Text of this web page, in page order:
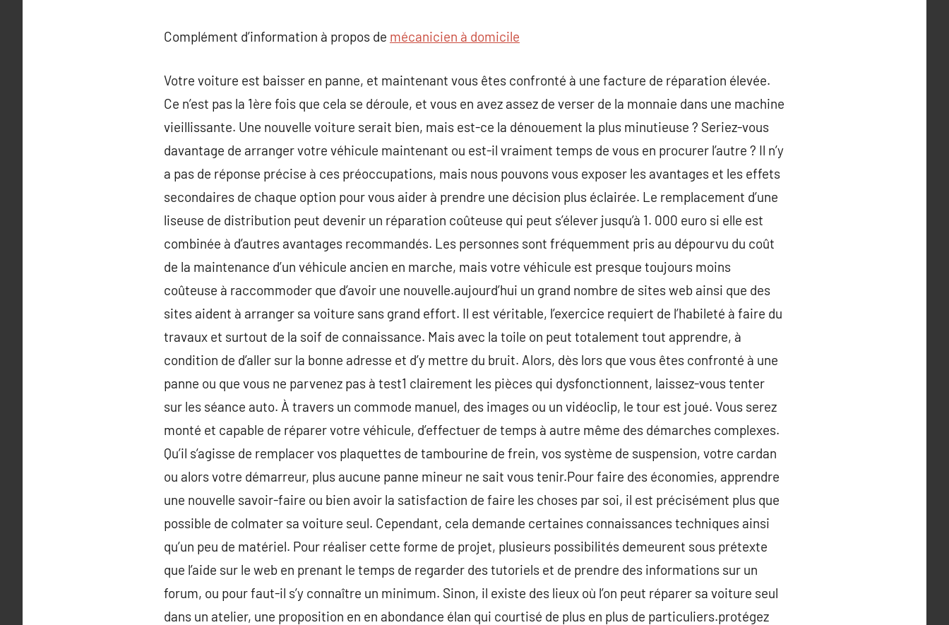
Complément d’information à propos de mécanicien à domicile
Votre voiture est baisser en panne, et maintenant vous êtes confronté à une facture de réparation élevée.
Ce n’est pas la 1ère fois que cela se déroule, et vous en avez assez de verser de la monnaie dans une machine
vieillissante. Une nouvelle voiture serait bien, mais est-ce la dénouement la plus minutieuse ? Seriez-vous
davantage de arranger votre véhicule maintenant ou est-il vraiment temps de vous en procurer l’autre ? Il n’y
a pas de réponse précise à ces préoccupations, mais nous pouvons vous exposer les avantages et les effets
secondaires de chaque option pour vous aider à prendre une décision plus éclairée. Le remplacement d’une
liseuse de distribution peut devenir un réparation coûteuse qui peut s’élever jusqu’à 1. 000 euro si elle est
combinée à d’autres avantages recommandés. Les personnes sont fréquemment pris au dépourvu du coût
de la maintenance d’un véhicule ancien en marche, mais votre véhicule est presque toujours moins
coûteuse à raccommoder que d’avoir une nouvelle.aujourd’hui un grand nombre de sites web ainsi que des
sites aident à arranger sa voiture sans grand effort. Il est véritable, l’exercice requiert de l’habileté à faire du
travaux et surtout de la soif de connaissance. Mais avec la toile on peut totalement tout apprendre, à
condition de d’aller sur la bonne adresse et d’y mettre du bruit. Alors, dès lors que vous êtes confronté à une
panne ou que vous ne parvenez pas à test1 clairement les pièces qui dysfonctionnent, laissez-vous tenter
sur les séance auto. À travers un commode manuel, des images ou un vidéoclip, le tour est joué. Vous serez
monté et capable de réparer votre véhicule, d’effectuer de temps à autre même des démarches complexes.
Qu’il s’agisse de remplacer vos plaquettes de tambourine de frein, vos système de suspension, votre cardan
ou alors votre démarreur, plus aucune panne mineur ne sait vous tenir.Pour faire des économies, apprendre
une nouvelle savoir-faire ou bien avoir la satisfaction de faire les choses par soi, il est précisément plus que
possible de colmater sa voiture seul. Cependant, cela demande certaines connaissances techniques ainsi
qu’un peu de matériel. Pour réaliser cette forme de projet, plusieurs possibilités demeurent sous prétexte
que l’aide sur le web en prenant le temps de regarder des tutoriels et de prendre des informations sur un
forum, ou pour faut-il s’y connaître un minimum. Sinon, il existe des lieux où l’on peut réparer sa voiture seul
dans un atelier, une proposition en en abondance élan qui courtisé de plus en plus de particuliers.protégez